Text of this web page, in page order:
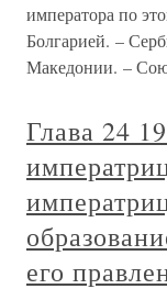
императора по
Болгарией. –
Македонии. –
Глава 24
его